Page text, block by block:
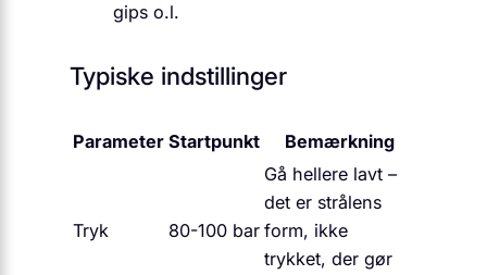
gips o.l.
Typiske indstillinger
Parameter Startpunkt Bemærkning
Tryk 80-100 bar
Gå hellere lavt –
det er strålens
form, ikke
trykket, der gør